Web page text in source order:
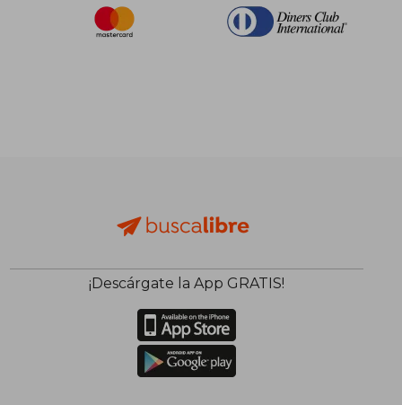
¡Descárgate la App GRATIS!